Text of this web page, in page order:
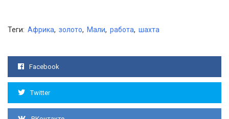
Теги: Африка, золото, Мали, работа, шахта
Facebook
Twitter